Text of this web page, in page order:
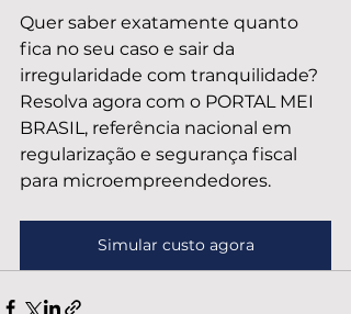
Quer saber exatamente quanto
fica no seu caso e sair da
irregularidade com tranquilidade?
Resolva agora com o PORTAL MEI
BRASIL, referência nacional em
regularização e segurança fiscal
para microempreendedores.
Simular custo agora